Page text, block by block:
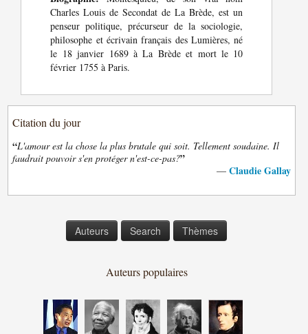
Charles Louis de Secondat de La Brède, est un
penseur politique, précurseur de la sociologie,
philosophe et écrivain français des Lumières, né
le 18 janvier 1689 à La Brède et mort le 10
février 1755 à Paris.
Citation du jour
“L'amour est la chose la plus brutale qui soit. Tellement soudaine. Il
faudrait pouvoir s'en protéger n'est-ce-pas?”
— Claudie Gallay
Auteurs Search Thèmes
Auteurs populaires